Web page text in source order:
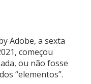
Adobe, a sexta
começou
ou não fosse
“elementos”.